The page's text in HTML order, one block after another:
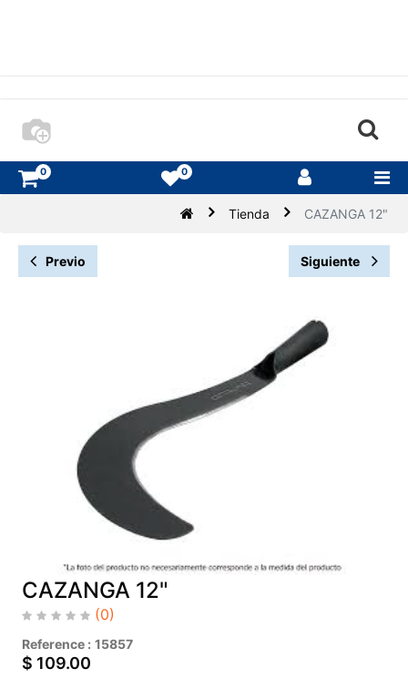
0 0
Tienda CAZANGA 12"
Previo Siguiente
CAZANGA 12"
(0)
Reference : 15857
$ 109.00